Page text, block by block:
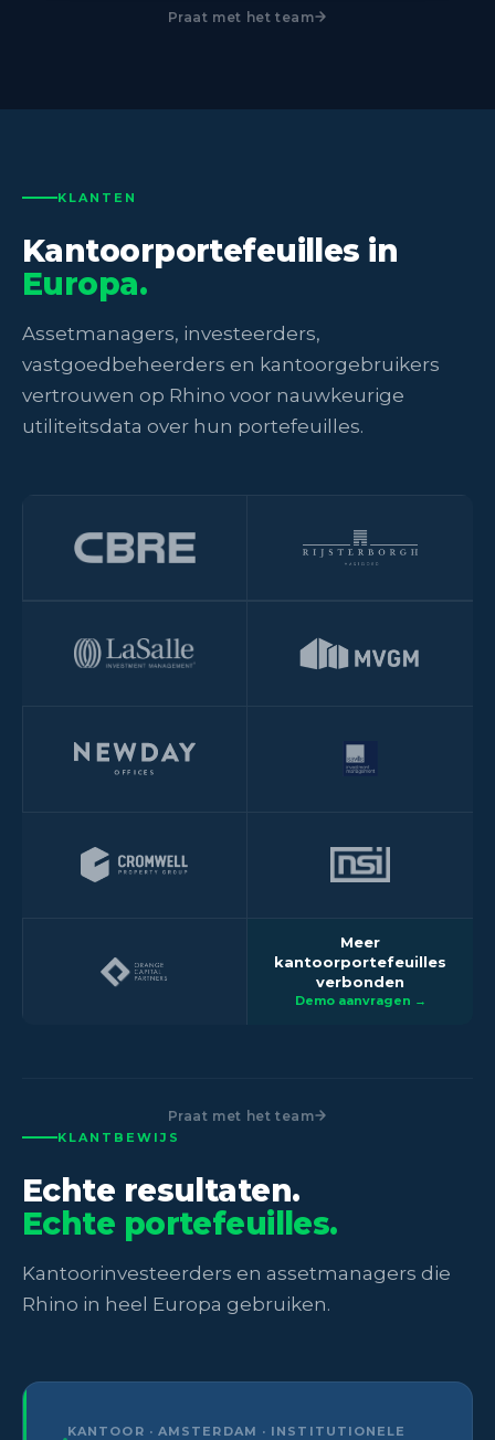
Praat met het team
KLANTEN
Kantoorportefeuilles in
Europa.
Assetmanagers, investeerders,
vastgoedbeheerders en kantoorgebruikers
vertrouwen op Rhino voor nauwkeurige
utiliteitsdata over hun portefeuilles.
Meer
kantoorportefeuilles
verbonden
Demo aanvragen →
Praat met het team
KLANTBEWIJS
Echte resultaten.
Echte portefeuilles.
Kantoorinvesteerders en assetmanagers die
Rhino in heel Europa gebruiken.
KANTOOR · AMSTERDAM · INSTITUTIONELE